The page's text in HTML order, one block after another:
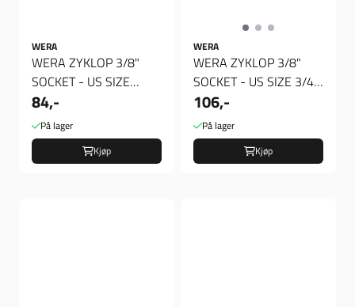
WERA
WERA ZYKLOP 3/8"
SOCKET - US SIZE
11/16", Verktøy
84,-
På lager
Kjøp
WERA
WERA ZYKLOP 3/8"
SOCKET - US SIZE 3/4",
Verktøy
106,-
På lager
Kjøp